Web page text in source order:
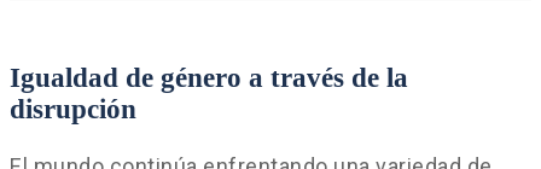
Igualdad de género a través de la
disrupción